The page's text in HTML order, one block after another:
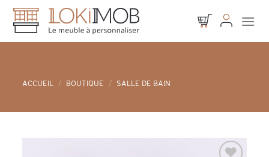
Skip
content
ACCUEIL / BOUTIQUE / SALLE DE BAIN